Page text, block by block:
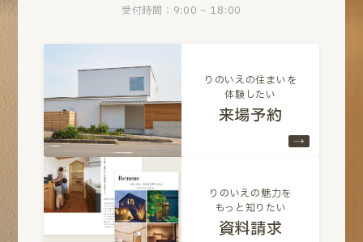
受付時間：9:00 ~ 18:00
りのいえの住まいを
体験したい
来場予約
りのいえの魅力を
もっと知りたい
資料請求